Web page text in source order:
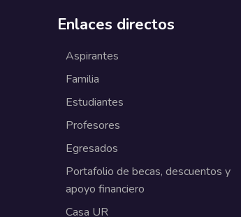
Enlaces directos
Aspirantes
Familia
Estudiantes
Profesores
Egresados
Portafolio de becas, descuentos y
apoyo financiero
Casa UR